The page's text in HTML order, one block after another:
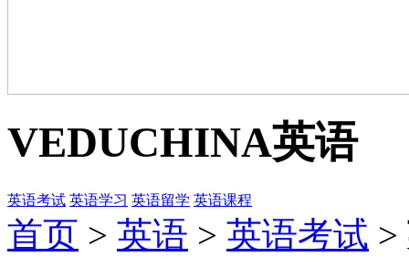
VEDUCHINA英语
英语考试 英语学习 英语留学 英语课程
首页 > 英语 > 英语考试 >